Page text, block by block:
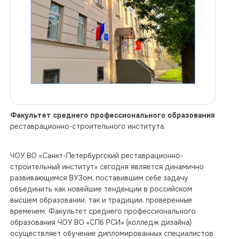
Факультет среднего профессионального образования
реставрационно-строительного института.
ЧОУ ВО «Санкт-Петербургский реставрационно-
строительный институт» сегодня является динамично
развивающимся ВУЗом, поставившим себе задачу
объединить как новейшие тенденции в российском
высшем образовании, так и традиции, проверенные
временем. Факультет среднего профессионального
образования ЧОУ ВО «СПб РСИ» (колледж дизайна)
осуществляет обучение дипломированных специалистов